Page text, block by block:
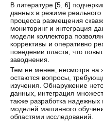
В литературе [5 ,6]
данных в режиме
процесса размещения
мониторинг и интеграция
модели коллектора
коррективы и оперативно
поведении пласта, что
заводнения.
Тем не менее, несмотря на
остаются вопросы,
изучения. Обнаружение
данных, интеграция
также разработка
моделей машинного
областями исследований.